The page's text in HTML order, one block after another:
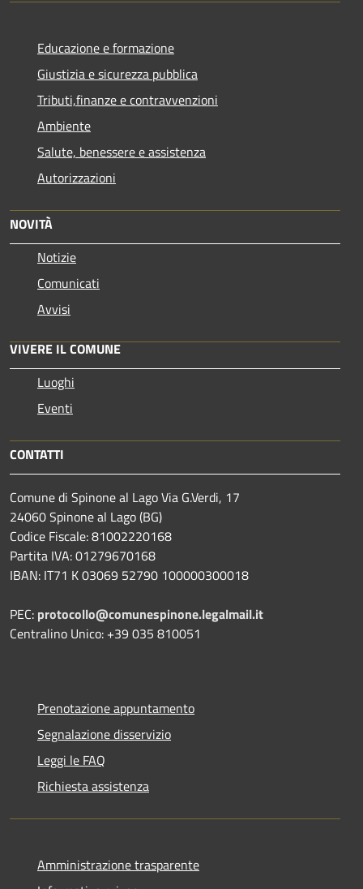
Educazione e formazione
Giustizia e sicurezza pubblica
Tributi,finanze e contravvenzioni
Ambiente
Salute, benessere e assistenza
Autorizzazioni
NOVITÀ
Notizie
Comunicati
Avvisi
VIVERE IL COMUNE
Luoghi
Eventi
CONTATTI
Comune di Spinone al Lago Via G.Verdi, 17
24060 Spinone al Lago (BG)
Codice Fiscale: 81002220168
Partita IVA: 01279670168
IBAN: IT71 K 03069 52790 100000300018
PEC: protocollo@comunespinone.legalmail.it
Centralino Unico: +39 035 810051
Prenotazione appuntamento
Segnalazione disservizio
Leggi le FAQ
Richiesta assistenza
Amministrazione trasparente